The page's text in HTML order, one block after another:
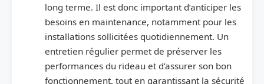
long terme. Il est donc important d’anticiper les
besoins en maintenance, notamment pour les
installations sollicitées quotidiennement. Un
entretien régulier permet de préserver les
performances du rideau et d’assurer son bon
fonctionnement, tout en garantissant la sécurité